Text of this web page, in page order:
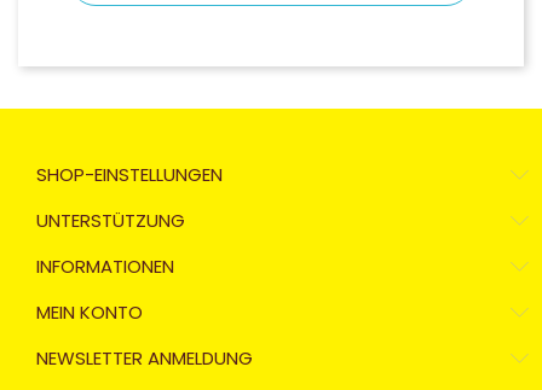
SHOP-EINSTELLUNGEN
UNTERSTÜTZUNG
INFORMATIONEN
MEIN KONTO
NEWSLETTER ANMELDUNG